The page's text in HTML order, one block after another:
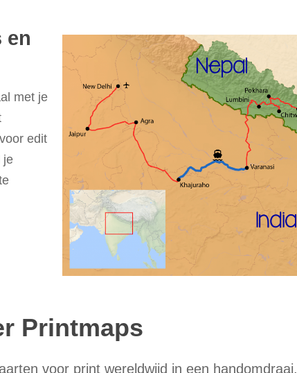
en
met je
edit
je
Printmaps
voor print wereldwijd in een handomdraai.